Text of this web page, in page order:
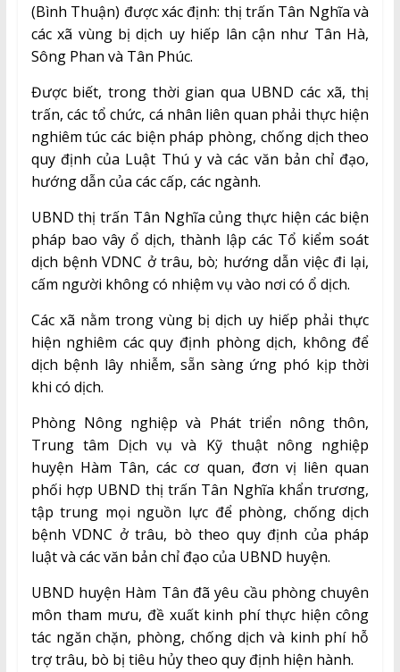
(Bình Thuận) được xác định: thị trấn Tân Nghĩa và
các xã vùng bị dịch uy hiếp lân cận như Tân Hà,
Sông Phan và Tân Phúc.
Được biết, trong thời gian qua UBND các xã, thị
trấn, các tổ chức, cá nhân liên quan phải thực hiện
nghiêm túc các biện pháp phòng, chống dịch theo
quy định của Luật Thú y và các văn bản chỉ đạo,
hướng dẫn của các cấp, các ngành.
UBND thị trấn Tân Nghĩa củng thực hiện các biện
pháp bao vây ổ dịch, thành lập các Tổ kiểm soát
dịch bệnh VDNC ở trâu, bò; hướng dẫn việc đi lại,
cấm người không có nhiệm vụ vào nơi có ổ dịch.
Các xã nằm trong vùng bị dịch uy hiếp phải thực
hiện nghiêm các quy định phòng dịch, không để
dịch bệnh lây nhiễm, sẵn sàng ứng phó kịp thời
khi có dịch.
Phòng Nông nghiệp và Phát triển nông thôn,
Trung tâm Dịch vụ và Kỹ thuật nông nghiệp
huyện Hàm Tân, các cơ quan, đơn vị liên quan
phối hợp UBND thị trấn Tân Nghĩa khẩn trương,
tập trung mọi nguồn lực để phòng, chống dịch
bệnh VDNC ở trâu, bò theo quy định của pháp
luật và các văn bản chỉ đạo của UBND huyện.
UBND huyện Hàm Tân đã yêu cầu phòng chuyên
môn tham mưu, đề xuất kinh phí thực hiện công
tác ngăn chặn, phòng, chống dịch và kinh phí hỗ
trợ trâu, bò bị tiêu hủy theo quy định hiện hành.